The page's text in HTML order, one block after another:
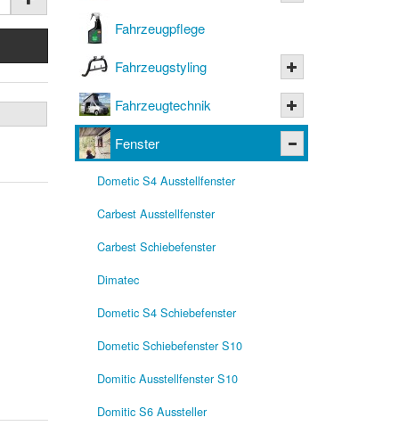
Fahrzeugpflege
Fahrzeugstyling
Fahrzeugtechnik
Fenster
Dometic S4 Ausstellfenster
Carbest Ausstellfenster
Carbest Schiebefenster
Dimatec
Dometic S4 Schiebefenster
Dometic Schiebefenster S10
Domitic Ausstellfenster S10
Domitic S6 Aussteller